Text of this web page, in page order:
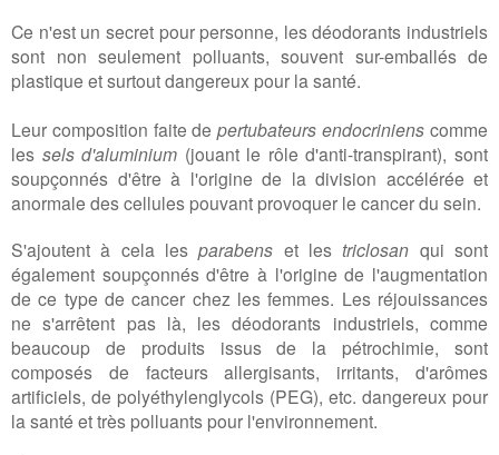
Ce n'est un secret pour personne, les déodorants industriels
sont non seulement polluants, souvent sur-emballés de
plastique et surtout dangereux pour la santé.
Leur composition faite de pertubateurs endocriniens comme
les sels d'aluminium (jouant le rôle d'anti-transpirant), sont
soupçonnés d'être à l'origine de la division accélérée et
anormale des cellules pouvant provoquer le cancer du sein.
S'ajoutent à cela lesparabens et lestriclosan qui sont
également soupçonnés d'être à l'origine de l'augmentation
de ce type de cancer chez les femmes. Les réjouissances
ne s'arrêtent pas là, les déodorants industriels, comme
beaucoup de produits issus de la pétrochimie, sont
composés de facteurs allergisants, irritants, d'arômes
artificiels, de polyéthylenglycols (PEG), etc. dangereux pour
la santé et très polluants pour l'environnement.